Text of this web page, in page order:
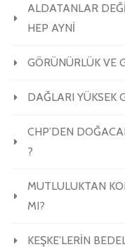
ALDATANLAR
HEP AYNİ
GÖRÜNÜRLÜK VE
DAĞLARI YÜKSEK
CHP’DEN
?
MUTLULUKTAN
MI?
KEŞKE’LERİN